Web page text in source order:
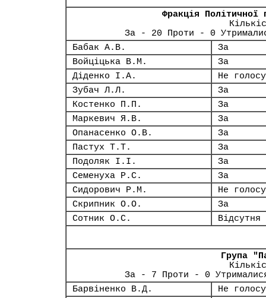
Фракція Політичної
За - 20 Проти - 0
Бабак А.В.
За
Войціцька В.М.
За
Діденко І.А.
Не
Зубач Л.Л.
За
Костенко П.П.
За
Маркевич Я.В.
За
Опанасенко О.В.
За
Пастух Т.Т.
За
Подоляк І.І.
За
Семенуха Р.С.
За
Сидорович Р.М.
Не
Скрипник О.О.
За
Сотник О.С.
Відсутня
Група
За - 7 Проти - 0
Барвіненко В.Д.
Не